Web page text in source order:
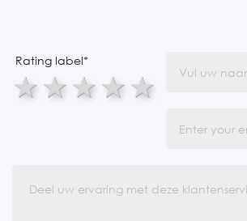
Rating label*
5 stars
4 stars
3 stars
2 stars
1 star